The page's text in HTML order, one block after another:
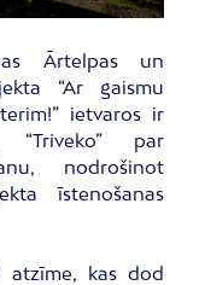
Ārtelpas un
“Ar gaismu
ietvaros ir
par
nodrošinot
īstenošanas
atzīme, kas dod